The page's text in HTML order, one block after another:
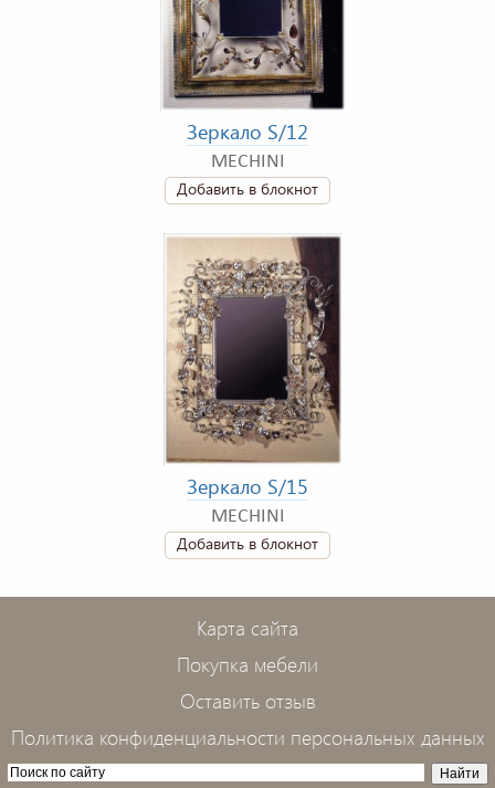
Зеркало S/12
MECHINI
Добавить в блокнот
Зеркало S/15
MECHINI
Добавить в блокнот
Карта сайта
Покупка мебели
Оставить отзыв
Политика конфиденциальности персональных данных